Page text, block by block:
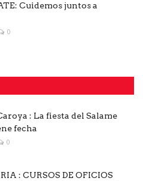
Cuidemos juntos a
0
: La fiesta del Salame
fecha
0
: CURSOS DE OFICIOS